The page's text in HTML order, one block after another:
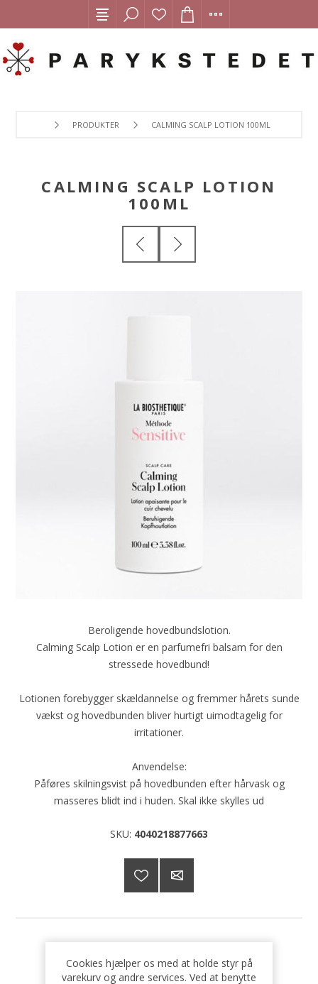
PRODUKTER CALMING SCALP LOTION 100ML
CALMING SCALP LOTION
100ML
Beroligende hovedbundslotion.
Calming Scalp Lotion er en parfumefri balsam for den
stressede hovedbund!
Lotionen forebygger skældannelse og fremmer hårets sunde
vækst og hovedbunden bliver hurtigt uimodtagelig for
irritationer.
Anvendelse:
Påføres skilningsvist på hovedbunden efter hårvask og
masseres blidt ind i huden. Skal ikke skylles ud
SKU: 4040218877663
Cookies hjælper os med at holde styr på
varekurv og andre services. Ved at benytte